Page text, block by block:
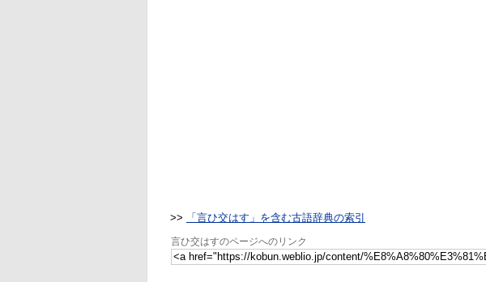
>> 「言ひ交はす」を含む古語辞典の索引
言ひ交はすのページへのリンク